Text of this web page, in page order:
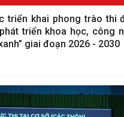
triển khai phong trào thi
triển khoa học, công
giai đoạn 2026 - 2030